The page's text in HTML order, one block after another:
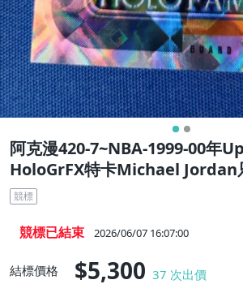
阿克漫420-7~NBA-1999-00年
HoloGrFX特卡Michael Jordan
競標
競標已結束 2026/06/07 16:07:00
結標價格 $5,300 37 次出價